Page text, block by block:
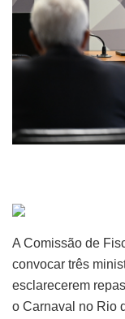
A Comissão de
convocar três
esclarecerem
o Carnaval no Rio